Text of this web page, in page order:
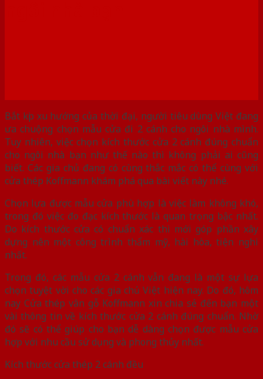
Bắt kịp xu hướng của thời đại, người tiêu dùng Việt đang
ưa chuộng chọn mẫu cửa đi 2 cánh cho ngôi nhà mình.
Tuy nhiên, việc chọn kích thước cửa 2 cánh đúng chuẩn
cho ngôi nhà bạn như thế nào thì không phải ai cũng
biết. Các gia chủ đang có cùng thắc mắc có thể cùng với
cửa thép Koffmann khám phá qua bài viết này nhé.
Chọn lựa được mẫu cửa phù hợp là việc làm không khó,
trong đó việc đo đạc kích thước là quan trọng bậc nhất.
Do kích thước cửa có chuẩn xác thì mới góp phần xây
dựng nên một công trình thẩm mỹ, hài hòa, tiện nghi
nhất.
Trong đó, các mẫu cửa 2 cánh vẫn đang là một sự lựa
chọn tuyệt vời cho các gia chủ Việt hiện nay. Do đó, hôm
nay Cửa thép vân gỗ Koffmann xin chia sẻ đến bạn một
vài thông tin về kích thước cửa 2 cánh đúng chuẩn. Nhờ
đó sẽ có thể giúp cho bạn dễ dàng chọn được mẫu cửa
hợp với nhu cầu sử dụng và phong thủy nhất.
Kích thước cửa thép 2 cánh đều